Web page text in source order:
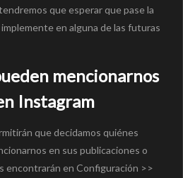
que esperar que pase la
en alguna de las futuras
mencionarnos
Instagram
que decidamos quiénes
en sus publicaciones o
encontrarán en Configuración >>